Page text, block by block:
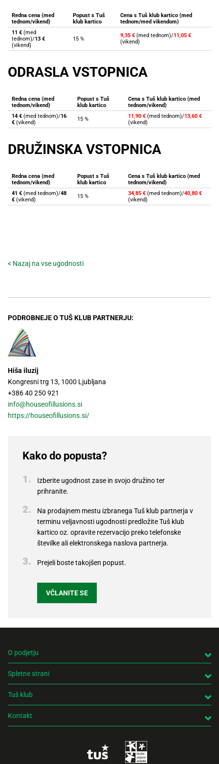
Redna cena (med
tednom/vikend)
Popust s Tuš
klub kartico
Cena s Tuš klub kartico (med
tednom/med vikendom)
11 € (med
tednom)/13 €
(vikend)
15 %
9,35 € (med tednom)/11,05 €
(vikend)
ODRASLA VSTOPNICA
Redna cena (med
tednom/vikend)
Popust s Tuš
klub kartico
Cena s Tuš klub kartico (med
tednom/vikend)
14 € (med tednom)/16
€ (vikend)
15 % 11,90 € (med tednom)/13,60 €
(vikend)
DRUŽINSKA VSTOPNICA
Redna cena (med
tednom/vikend)
Popust s Tuš
klub kartico
Cena s Tuš klub kartico (med
tednom/vikend)
41 € (med tednom)/48
€ (vikend)
15 % 34,85 € (med tednom)/40,80 €
(vikend)
< Nazaj na vse ugodnosti
PODROBNEJE O TUŠ KLUB PARTNERJU:
Hiša iluzij
Kongresni trg 13, 1000 Ljubljana
+386 40 250 921
info@houseofillusions.si
https://houseofillusions.si/
Kako do popusta?
Izberite ugodnost zase in svojo družino ter
prihranite.
Na prodajnem mestu izbranega Tuš klub partnerja v
terminu veljavnosti ugodnosti predložite Tuš klub
kartico oz. opravite rezervacijo preko telefonske
številke ali elektronskega naslova partnerja.
Prejeli boste takojšen popust.
VČLANITE SE
O podjetju
Spletne strani
Tuš klub
Kontakt